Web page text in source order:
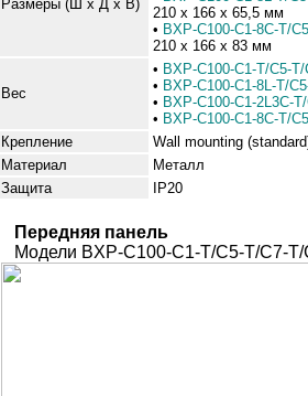
Размеры (Ш x Д x В)
210 x 166 x 65,5 мм
• BXP-C100-C1-8C-T/
210 x 166 x 83 мм
Вес
• BXP-C100-C1-T/C5-
• BXP-C100-C1-8L-T/
• BXP-C100-C1-2L3C-
• BXP-C100-C1-8C-T/
Крепление
Wall mounting
Материал
Металл
Защита IP20
Передняя панель
Модели BXP-C100-C1-T/C5-T/C7-